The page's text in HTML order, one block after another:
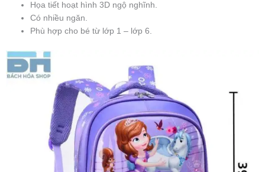
Họa tiết hoạt hình 3D ngộ nghĩnh.
Có nhiều ngăn.
Phù hợp cho bé từ lớp 1 – lớp 6.